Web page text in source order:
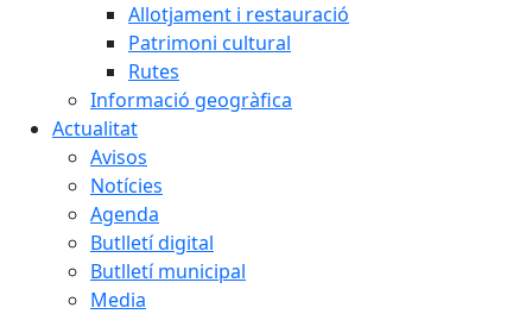
Allotjament i restauració
Patrimoni cultural
Rutes
Informació geogràfica
Actualitat
Avisos
Notícies
Agenda
Butlletí digital
Butlletí municipal
Media